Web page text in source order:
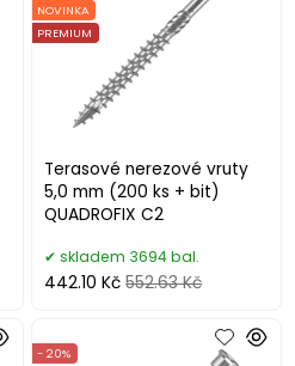
Terasové nerezové vruty
5,0 mm (200 ks + bit)
QUADROFIX C2
NOVINKA
PREMIUM
skladem 3694 bal.
442.10 Kč 552.63 Kč
- 20%